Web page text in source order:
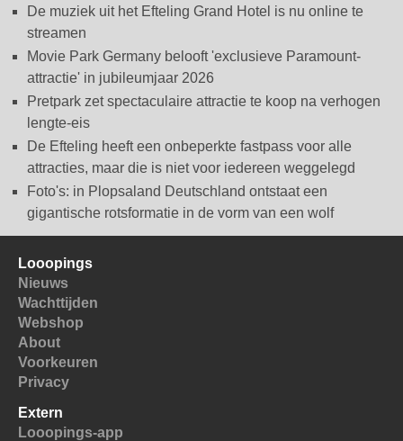
De muziek uit het Efteling Grand Hotel is nu online te
streamen
Movie Park Germany belooft 'exclusieve Paramount-
attractie' in jubileumjaar 2026
Pretpark zet spectaculaire attractie te koop na verhogen
lengte-eis
De Efteling heeft een onbeperkte fastpass voor alle
attracties, maar die is niet voor iedereen weggelegd
Foto's: in Plopsaland Deutschland ontstaat een
gigantische rotsformatie in de vorm van een wolf
Looopings
Nieuws
Wachttijden
Webshop
About
Voorkeuren
Privacy
Extern
Looopings-app